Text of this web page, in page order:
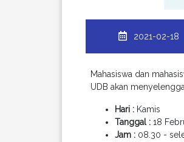
2021-02-18
Mahasiswa dan
UDB akan
Hari : Kamis
Tanggal : 18
Jam : 08.30 -